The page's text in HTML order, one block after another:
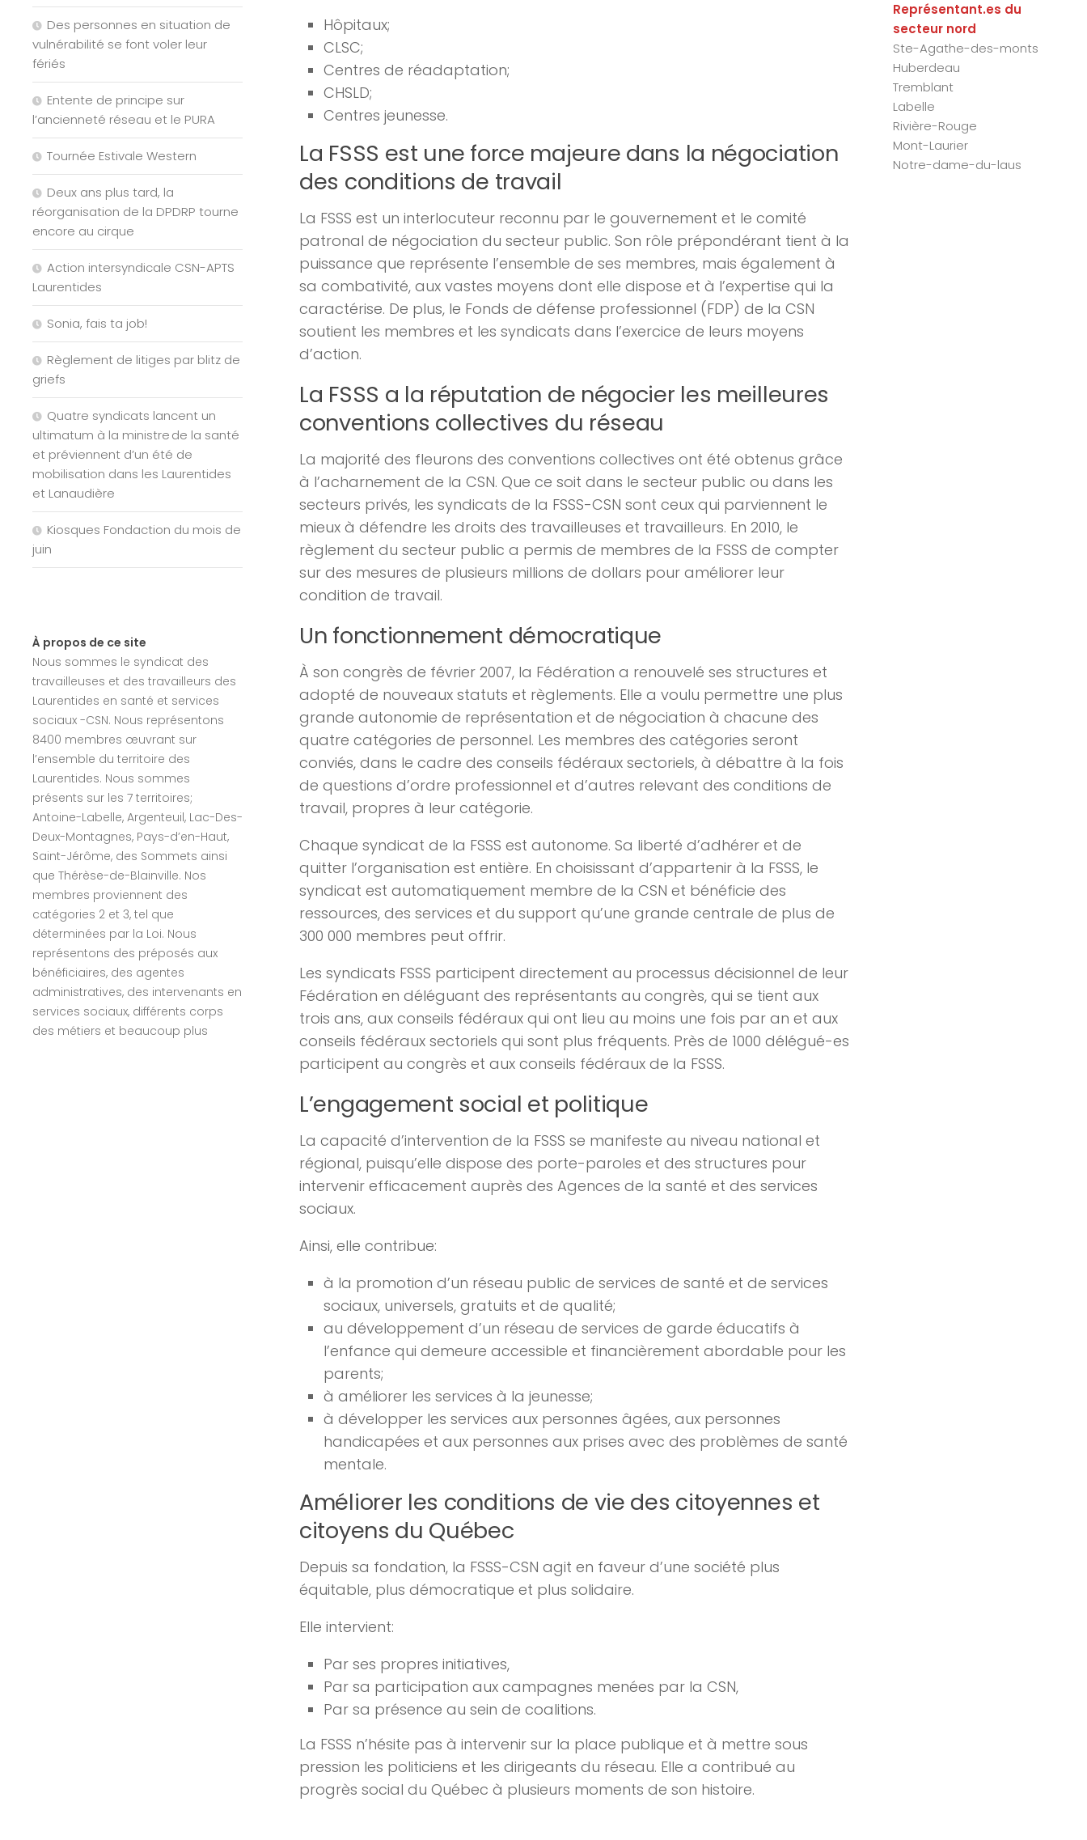
Hôpitaux;
CLSC;
Centres de réadaptation;
CHSLD;
Centres jeunesse.
La FSSS est une force majeure dans la négociation
des conditions de travail
La FSSS est un interlocuteur reconnu par le gouvernement et le comité
patronal de négociation du secteur public. Son rôle prépondérant tient à la
puissance que représente l’ensemble de ses membres, mais également à
sa combativité, aux vastes moyens dont elle dispose et à l’expertise qui la
caractérise. De plus, le Fonds de défense professionnel (FDP) de la CSN
soutient les membres et les syndicats dans l’exercice de leurs moyens
d’action.
La FSSS a la réputation de négocier les meilleures
conventions collectives du réseau
La majorité des fleurons des conventions collectives ont été obtenus grâce
à l’acharnement de la CSN. Que ce soit dans le secteur public ou dans les
secteurs privés, les syndicats de la FSSS-CSN sont ceux qui parviennent le
mieux à défendre les droits des travailleuses et travailleurs. En 2010, le
règlement du secteur public a permis de membres de la FSSS de compter
sur des mesures de plusieurs millions de dollars pour améliorer leur
condition de travail.
Un fonctionnement démocratique
À son congrès de février 2007, la Fédération a renouvelé ses structures et
adopté de nouveaux statuts et règlements. Elle a voulu permettre une plus
grande autonomie de représentation et de négociation à chacune des
quatre catégories de personnel. Les membres des catégories seront
conviés, dans le cadre des conseils fédéraux sectoriels, à débattre à la fois
de questions d’ordre professionnel et d’autres relevant des conditions de
travail, propres à leur catégorie.
Chaque syndicat de la FSSS est autonome. Sa liberté d’adhérer et de
quitter l’organisation est entière. En choisissant d’appartenir à la FSSS, le
syndicat est automatiquement membre de la CSN et bénéficie des
ressources, des services et du support qu’une grande centrale de plus de
300 000 membres peut offrir.
Les syndicats FSSS participent directement au processus décisionnel de leur
Fédération en déléguant des représentants au congrès, qui se tient aux
trois ans, aux conseils fédéraux qui ont lieu au moins une fois par an et aux
conseils fédéraux sectoriels qui sont plus fréquents. Près de 1000 délégué-es
participent au congrès et aux conseils fédéraux de la FSSS.
L’engagement social et politique
La capacité d’intervention de la FSSS se manifeste au niveau national et
régional, puisqu’elle dispose des porte-paroles et des structures pour
intervenir efficacement auprès des Agences de la santé et des services
sociaux.
Ainsi, elle contribue:
à la promotion d’un réseau public de services de santé et de services
sociaux, universels, gratuits et de qualité;
au développement d’un réseau de services de garde éducatifs à
l’enfance qui demeure accessible et financièrement abordable pour les
parents;
à améliorer les services à la jeunesse;
à développer les services aux personnes âgées, aux personnes
handicapées et aux personnes aux prises avec des problèmes de santé
mentale.
Améliorer les conditions de vie des citoyennes et
citoyens du Québec
Depuis sa fondation, la FSSS-CSN agit en faveur d’une société plus
équitable, plus démocratique et plus solidaire.
Elle intervient:
Par ses propres initiatives,
Par sa participation aux campagnes menées par la CSN,
Par sa présence au sein de coalitions.
La FSSS n’hésite pas à intervenir sur la place publique et à mettre sous
pression les politiciens et les dirigeants du réseau. Elle a contribué au
progrès social du Québec à plusieurs moments de son histoire.
Des personnes en situation de
vulnérabilité se font voler leur
fériés
Entente de principe sur
l’ancienneté réseau et le PURA
Tournée Estivale Western
Deux ans plus tard, la
réorganisation de la DPDRP tourne
encore au cirque
Action intersyndicale CSN-APTS
Laurentides
Sonia, fais ta job!
Règlement de litiges par blitz de
griefs
Quatre syndicats lancent un
ultimatum à la ministre de la santé
et préviennent d’un été de
mobilisation dans les Laurentides
et Lanaudière
Kiosques Fondaction du mois de
juin
À propos de ce site
Nous sommes le syndicat des
travailleuses et des travailleurs des
Laurentides en santé et services
sociaux -CSN. Nous représentons
8400 membres œuvrant sur
l’ensemble du territoire des
Laurentides. Nous sommes
présents sur les 7 territoires;
Antoine-Labelle, Argenteuil, Lac-Des-
Deux-Montagnes, Pays-d’en-Haut,
Saint-Jérôme, des Sommets ainsi
que Thérèse-de-Blainville. Nos
membres proviennent des
catégories 2 et 3, tel que
déterminées par la Loi. Nous
représentons des préposés aux
bénéficiaires, des agentes
administratives, des intervenants en
services sociaux, différents corps
des métiers et beaucoup plus
Représentant.es du
secteur nord
Ste-Agathe-des-monts
Huberdeau
Tremblant
Labelle
Rivière-Rouge
Mont-Laurier
Notre-dame-du-laus